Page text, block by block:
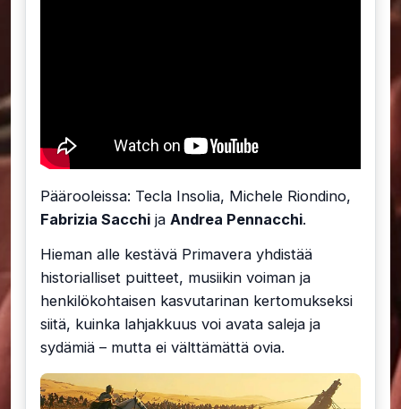
Päärooleissa: Tecla Insolia, Michele Riondino,
Fabrizia Sacchi ja Andrea Pennacchi.
Hieman alle kestävä Primavera yhdistää
historialliset puitteet, musiikin voiman ja
henkilökohtaisen kasvutarinan kertomukseksi
siitä, kuinka lahjakkuus voi avata saleja ja
sydämiä – mutta ei välttämättä ovia.